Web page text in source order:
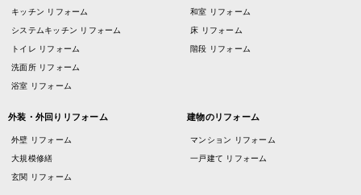
キッチン リフォーム
システムキッチン リフォーム
トイレ リフォーム
洗面所 リフォーム
浴室 リフォーム
和室 リフォーム
床 リフォーム
階段 リフォーム
外装・外回りリフォーム
外壁 リフォーム
大規模修繕
玄関 リフォーム
建物のリフォーム
マンション リフォーム
一戸建て リフォーム